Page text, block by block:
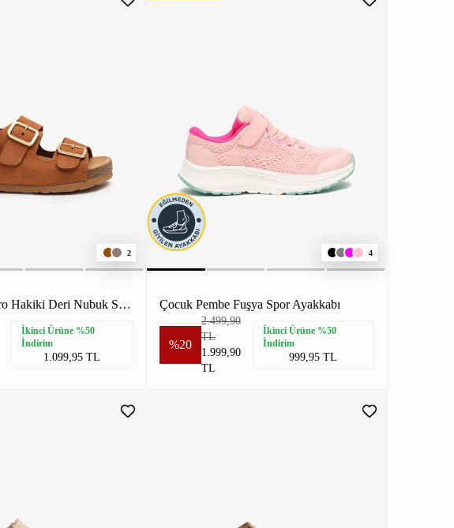
2
Kız Çocuk Sigaro Hakiki Deri Nubuk Sandalet
İkinci Ürüne %50
İndirim
1.099,95 TL
4
Çocuk Pembe Fuşya Spor Ayakkabı
%20
2.499,90
TL
1.999,90
TL
İkinci Ürüne %50
İndirim
999,95 TL